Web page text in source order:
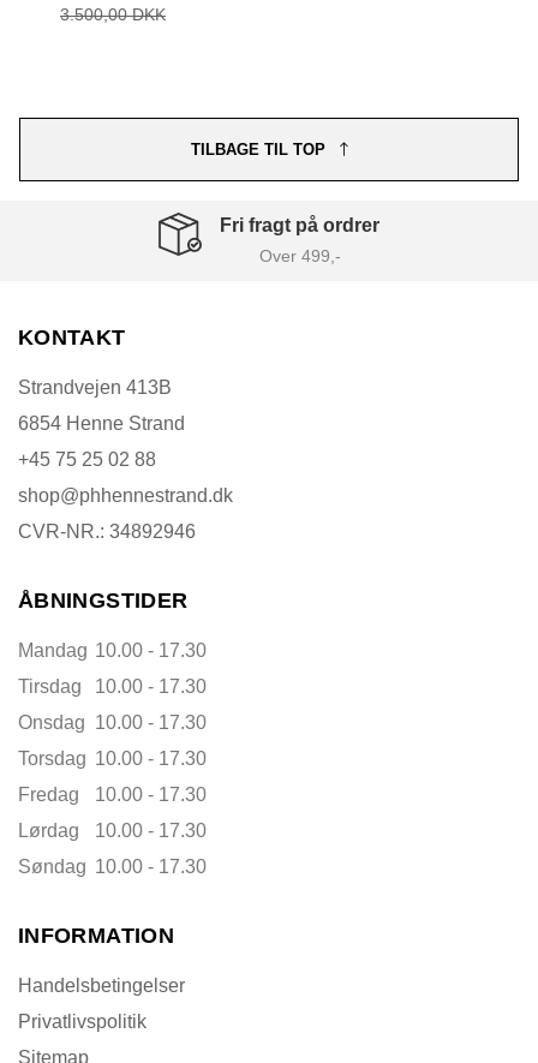
3.500,00 DKK
TILBAGE TIL TOP
Fri fragt på ordrer
Over 499,-
KONTAKT
Strandvejen 413B
6854 Henne Strand
+45 75 25 02 88
shop@phhennestrand.dk
CVR-NR.: 34892946
ÅBNINGSTIDER
Mandag 10.00 - 17.30
Tirsdag
10.00 - 17.30
Onsdag 10.00 - 17.30
Torsdag 10.00 - 17.30
Fredag
10.00 - 17.30
Lørdag
10.00 - 17.30
Søndag 10.00 - 17.30
INFORMATION
Handelsbetingelser
Privatlivspolitik
Sitemap